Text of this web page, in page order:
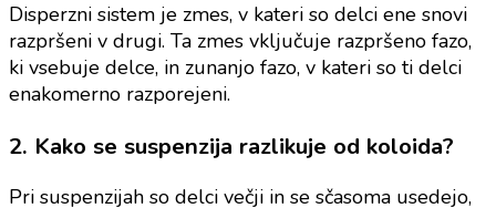
Disperzni sistem je zmes, v kateri so delci ene snovi
razpršeni v drugi. Ta zmes vključuje razpršeno fazo,
ki vsebuje delce, in zunanjo fazo, v kateri so ti delci
enakomerno razporejeni.
2. Kako se suspenzija razlikuje od koloida?
Pri suspenzijah so delci večji in se sčasoma usedejo,